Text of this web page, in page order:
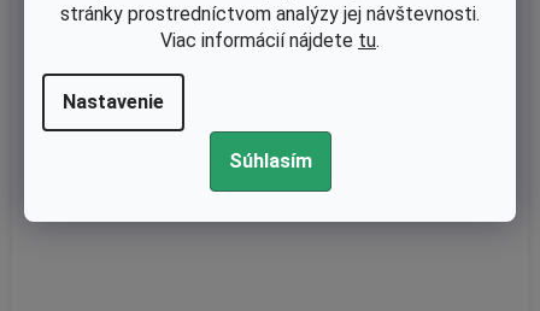
stránky prostredníctvom analýzy jej návštevnosti.
Viac informácií nájdete tu.
Nastavenie
Súhlasím